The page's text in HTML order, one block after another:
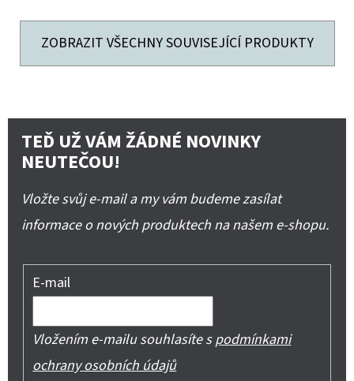
ZOBRAZIT VŠECHNY SOUVISEJÍCÍ PRODUKTY
TEĎ UŽ VÁM ŽÁDNÉ NOVINKY
NEUTEČOU!
Vložte svůj e-mail a my vám budeme zasílat
informace o nových produktech na našem e-shopu.
E-mail
Vložením e-mailu souhlasíte spodmínkami
ochrany osobních údajů